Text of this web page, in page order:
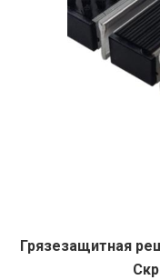
Грязезащитная